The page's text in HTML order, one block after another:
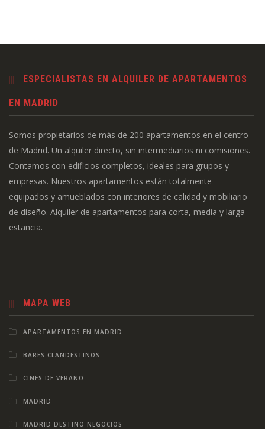
ESPECIALISTAS EN ALQUILER DE APARTAMENTOS
EN MADRID
Somos propietarios de más de 200 apartamentos en el centro
de Madrid. Un alquiler directo, sin intermediarios ni comisiones.
Contamos con edificios completos, ideales para grupos y
empresas. Nuestros apartamentos están totalmente
equipados y amueblados con interiores de calidad y mobiliario
de diseño. Alquiler de apartamentos para corta, media y larga
estancia.
MAPA WEB
APARTAMENTOS EN MADRID
BARES CLANDESTINOS
CINES DE VERANO
MADRID
MADRID DESTINO NEGOCIOS